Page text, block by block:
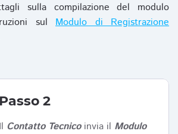
sulla compilazione del modulo
sul Modulo di Registrazione
Passo 2
Il Contatto Tecnicoinvia il Modulo